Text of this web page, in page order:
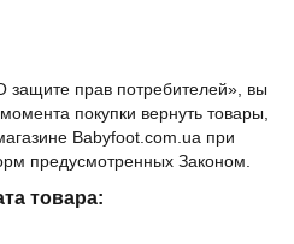
защите прав потребителей», вы
покупки вернуть товары,
Babyfoot.com.ua при
предусмотренных Законом.
товара: